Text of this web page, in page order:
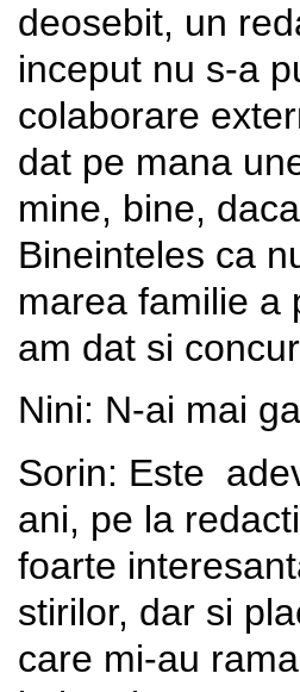
deosebit, un
inceput nu s-a
colaborare
dat pe mana
mine, bine,
Bineinteles ca
marea familie a
am dat si
Nini: N-ai mai
Sorin: Este
ani, pe la
foarte
stirilor, dar si
care mi-au